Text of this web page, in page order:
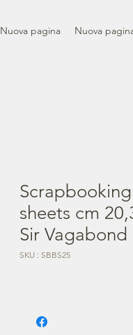
Nuova pagina Nuova
sheets cm
Sir Vagabond
SKU : SBBS25